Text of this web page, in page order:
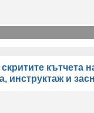
кътчета
инструктаж и